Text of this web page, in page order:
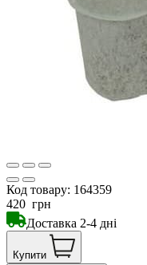
Код товару: 164359
420 грн
Доставка 2-4 дні
Купити